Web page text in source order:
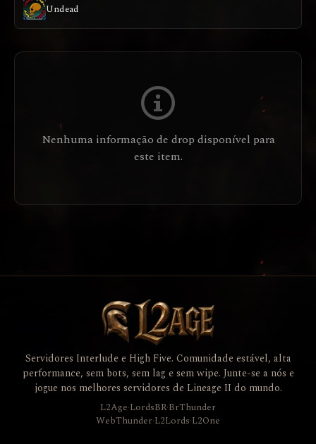
Undead
Nenhuma informação de drop disponível para
este item.
Servidores Interlude e High Five. Comunidade estável, alta
performance, sem bots, sem lag e sem wipe. Junte-se a nós e
jogue nos melhores servidores de Lineage II do mundo.
L2Age·LordsBR·BrThunder
WebThunder·L2Lords·L2One